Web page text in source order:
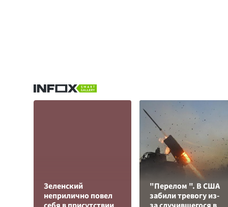
Зеленский
неприлично повел
"Перелом ". В США
забили тревогу из-